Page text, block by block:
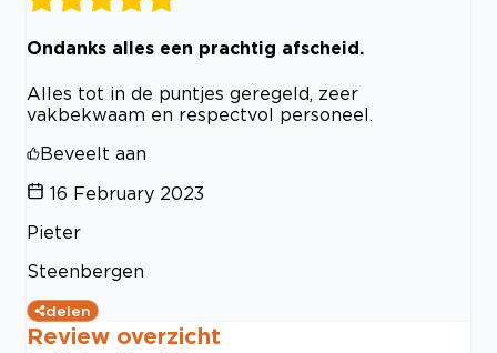
Ondanks alles een prachtig afscheid.
Alles tot in de puntjes geregeld, zeer
vakbekwaam en respectvol personeel.
Beveelt aan
16 February 2023
Pieter
Steenbergen
delen
Review overzicht